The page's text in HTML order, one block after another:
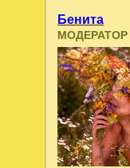
Бенита
МОДЕРАТОР